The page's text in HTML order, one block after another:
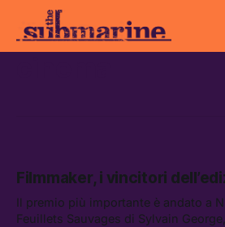
Filmmaker, i vincitori
Il premio più importante è andato a
Feuillets Sauvages di Sylvain